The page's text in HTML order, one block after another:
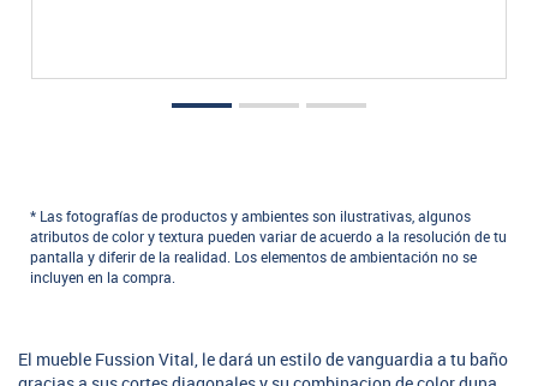
* Las fotografías de productos y ambientes son ilustrativas, algunos
atributos de color y textura pueden variar de acuerdo a la resolución de tu
pantalla y diferir de la realidad. Los elementos de ambientación no se
incluyen en la compra.
El mueble Fussion Vital, le dará un estilo de vanguardia a tu baño